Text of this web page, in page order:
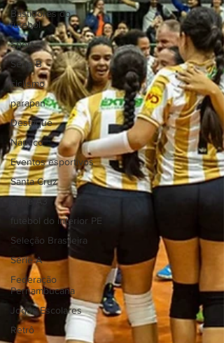
Bastidores do
futebol
Sport
Série B
ciclismo
parapan
Destaque
Náutico
Eventos esportivos
Santa Cruz
Série A3
futebol do interior PE
Seleção Brasileira
Série A
Federação
Pernambucana
Jogos Escolares
Retrô